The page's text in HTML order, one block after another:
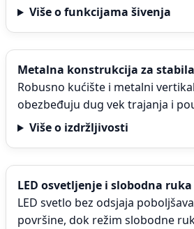
Više o funkcijama šivenja
Metalna konstrukcija za
Robusno kućište i metalni
obezbeđuju dug vek trajanja i
Više o izdržljivosti
LED osvetljenje i slobodna ruka
LED svetlo bez odsjaja
površine, dok režim slobodne